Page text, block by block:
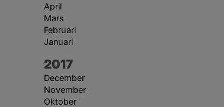
April
Mars
Februari
Januari
År:
2017
December
November
Oktober